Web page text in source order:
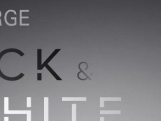
每筆NT$80，滿NT$799(含以上)免運費
每筆NT$80，滿NT$799(含以上)免運費